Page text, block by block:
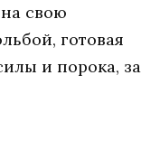
свою
готовая
и порока, за